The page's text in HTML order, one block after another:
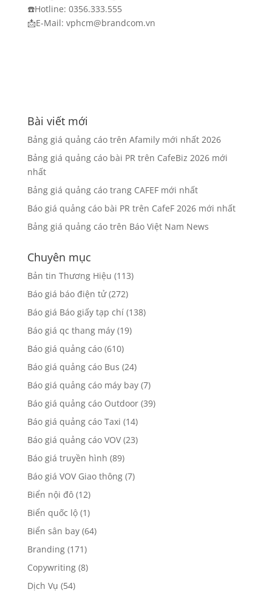
☎️Hotline: 0356.333.555
📩E-Mail: vphcm@brandcom.vn
Bài viết mới
Bảng giá quảng cáo trên Afamily mới nhất 2026
Bảng giá quảng cáo bài PR trên CafeBiz 2026 mới
nhất
Bảng giá quảng cáo trang CAFEF mới nhất
Báo giá quảng cáo bài PR trên CafeF 2026 mới nhất
Bảng giá quảng cáo trên Báo Việt Nam News
Chuyên mục
Bản tin Thương Hiệu (113)
Báo giá báo điện tử(272)
Báo giá Báo giấy tạp chí(138)
Báo giá qc thang máy(19)
Báo giá quảng cáo(610)
Báo giá quảng cáo Bus (24)
Báo giá quảng cáo máy bay(7)
Báo giá quảng cáo Outdoor(39)
Báo giá quảng cáo Taxi (14)
Báo giá quảng cáo VOV(23)
Báo giá truyền hình (89)
Báo giá VOV Giao thông(7)
Biển nội đô(12)
Biển quốc lộ(1)
Biển sân bay(64)
Branding(171)
Copywriting(8)
Dịch Vụ (54)